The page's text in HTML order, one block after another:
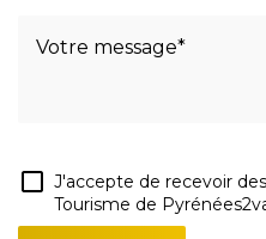
J'accepte de recevoir
Tourisme de